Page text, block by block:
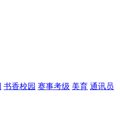
书香校园 赛事考级 美育 通讯员